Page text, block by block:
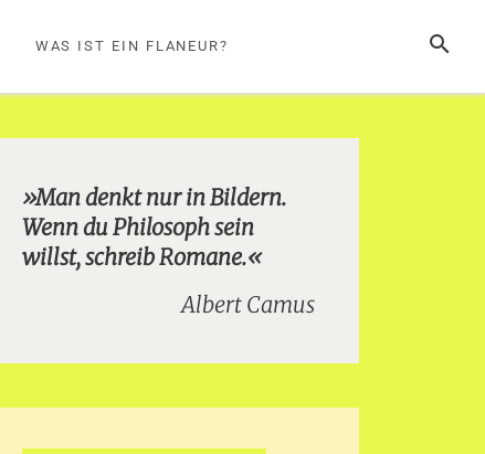
SUCHE
WAS IST EIN FLANEUR?
»Man denkt nur in Bildern.
Wenn du Philosoph sein
willst, schreib Romane.«
Albert Camus